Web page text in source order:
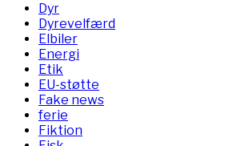
Dyr
Dyrevelfærd
Elbiler
Energi
Etik
EU-støtte
Fake news
ferie
Fiktion